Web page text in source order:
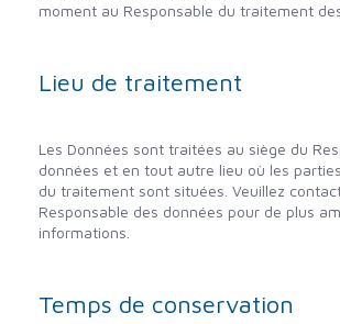
moment au Responsable du traitement
Lieu de traitement
Les Données sont traitées au siège du
données et en tout autre lieu où les
du traitement sont situées. Veuillez
Responsable des données pour de plus
informations.
Temps de conservation